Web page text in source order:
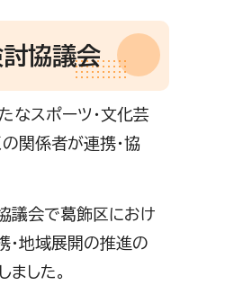
協議会
なスポーツ・文化芸
関係者が連携・協
議会で葛飾区におけ
・地域展開の推進の
した。